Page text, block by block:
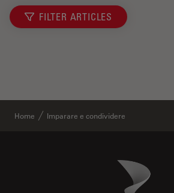
FILTER ARTICLES
Home Imparare e condividere
Danaher Logo